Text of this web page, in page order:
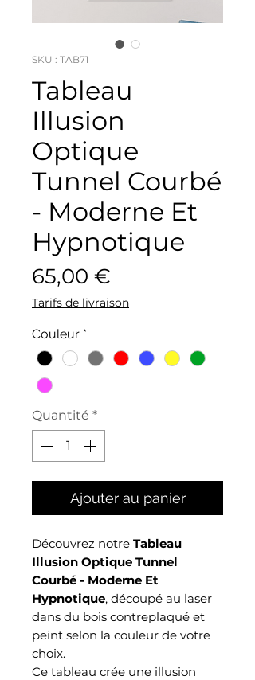
SKU : TAB71
Tableau
Illusion
Optique
Tunnel Courbé
- Moderne Et
Hypnotique
65,00 €
Tarifs de livraison
Couleur *
Quantité *
Ajouter au panier
Découvrez notre Tableau
Illusion Optique Tunnel
Courbé - Moderne Et
Hypnotique, découpé au laser
dans du bois contreplaqué et
peint selon la couleur de votre
choix.
Ce tableau crée une illusion